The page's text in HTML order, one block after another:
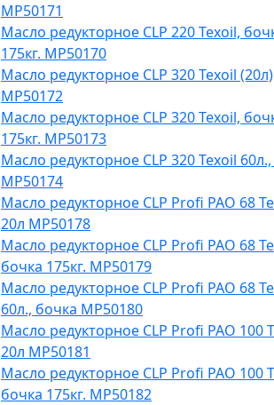
MP50171
Масло редукторное CLP 220 Texoil,
175кг. MP50170
Масло редукторное CLP 320 Texoil (20л)
MP50172
Масло редукторное CLP 320 Texoil,
175кг. MP50173
Масло редукторное CLP 320 Texoil
MP50174
Масло редукторное CLP Profi PAO 68
20л МР50178
Масло редукторное CLP Profi PAO 68
бочка 175кг. МР50179
Масло редукторное CLP Profi PAO 68
60л., бочка МР50180
Масло редукторное CLP Profi PAO 100
20л МР50181
Масло редукторное CLP Profi PAO 100
бочка 175кг. МР50182